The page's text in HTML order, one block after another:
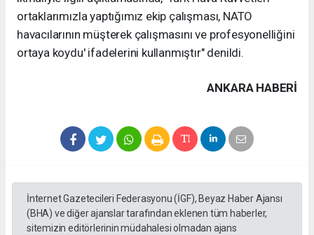
ortaklarımızla yaptığımız ekip çalışması, NATO
havacılarının müşterek çalışmasını ve profesyonelliğini
ortaya koydu' ifadelerini kullanmıştır" denildi.
ANKARA HABERİ
İnternet Gazetecileri Federasyonu (İGF), Beyaz Haber Ajansı
(BHA) ve diğer ajanslar tarafından eklenen tüm haberler,
sitemizin editörlerinin müdahalesi olmadan ajans